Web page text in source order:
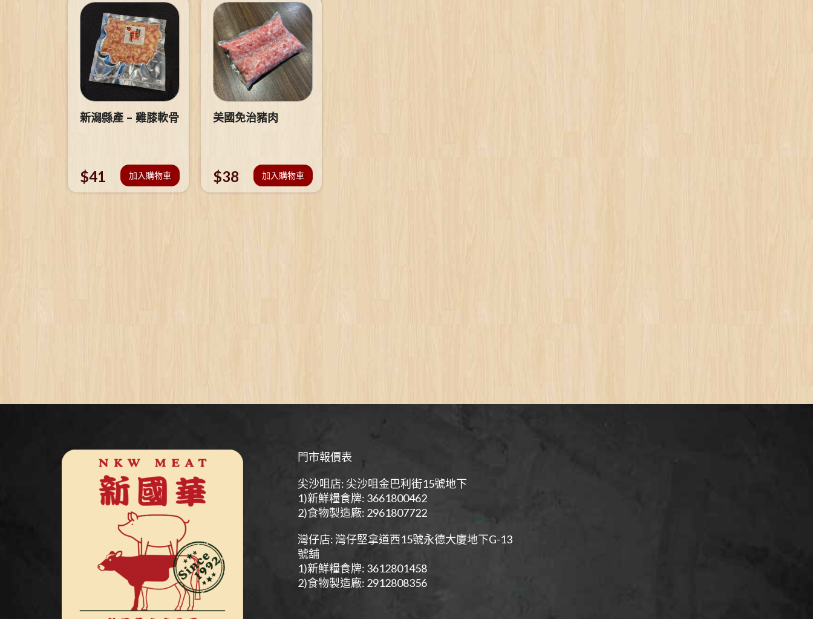
新潟縣產 – 雞膝軟骨
$41 加入購物車
美國免治豬肉
$38 加入購物車
門市報價表
尖沙咀店: 尖沙咀金巴利街15號地下
1)新鮮糧食牌: 3661800462
2)食物製造廠: 2961807722
灣仔店: 灣仔堅拿道西15號永德大廈地下G-13
號舖
1)新鮮糧食牌: 3612801458
2)食物製造廠: 2912808356